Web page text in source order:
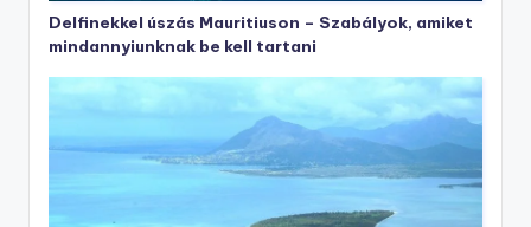
Delfinekkel úszás Mauritiuson – Szabályok, amiket
mindannyiunknak be kell tartani